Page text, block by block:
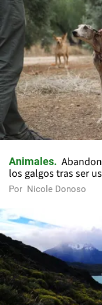
Animales
los galgos tras ser
Por Nicole Donoso